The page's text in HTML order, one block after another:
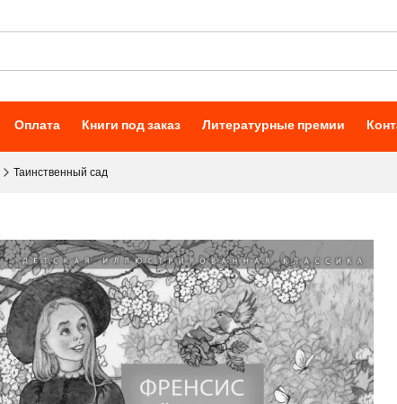
Оплата Книги под заказ Литературные премии
Таинственный сад